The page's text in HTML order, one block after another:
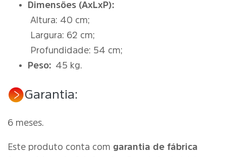
Dimensões (AxLxP):
Altura: 40 cm;
Largura: 62 cm;
Profundidade: 54 cm;
Peso: 45 kg.
Garantia:
6 meses.
Este produto conta com garantia de fábrica